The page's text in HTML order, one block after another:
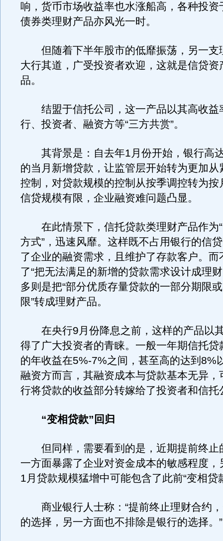
响，货币市场收益率也水涨船高，各种投资
债券类理财产品亦风光一时。
但随着下半年股市的低靡振荡，另一支
大行其道，广受投资者欢迎，这就是信贷资
品。
结盟于信托公司，这一产品以其高收益
行、投资者、融资方等“三方共赏”。
其背景是：自去年1月份开始，银行高
的当月新增贷款，让监管层开始转为更加从
控制，对贷款规模的控制从按季调控转为按
信贷规模有限，企业融资难问题凸显。
在此情景下，信托贷款类理财产品作为“
方式”，迅速风靡。这样既不占用银行的信
了企业的融资需求，且维护了存款客户。而
了“把无法满足的新增的贷款需求设计成理
多则是把“部分优质存量贷款的一部分期限
限”转成理财产品。
在央行9月份降息之前，这样的产品以
得了广大投资者的青睐。一般一年期信托贷
的年收益在5%-7%之间，甚至高的达到8%
融资方而言，其融资成本与贷款基本无异，
行将贷款的收益部分转嫁给了投资者和信托
“变相贷款”回归
但同样，需要看到的是，近期提前终止
一方面暴露了企业对资金成本的敏感程度，
1月贷款规模猛增中可能包含了此前“变相贷
商业银行人士称：“提前终止理财合约，
的选择，另一方面也不排除是银行的选择。”